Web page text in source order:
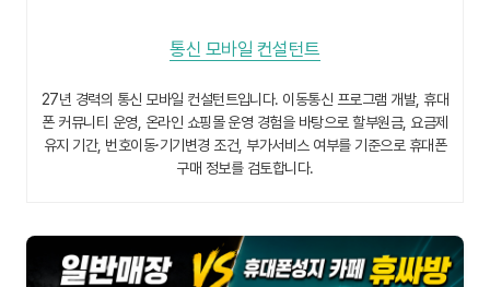
통신 모바일 컨설턴트
27년 경력의 통신 모바일 컨설턴트입니다. 이동통신 프로그램 개발, 휴대
폰 커뮤니티 운영, 온라인 쇼핑몰 운영 경험을 바탕으로 할부원금, 요금제
유지 기간, 번호이동·기기변경 조건, 부가서비스 여부를 기준으로 휴대폰
구매 정보를 검토합니다.